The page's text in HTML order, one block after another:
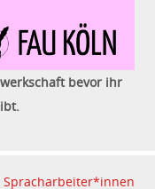
bevor ihr
Spracharbeiter*innen